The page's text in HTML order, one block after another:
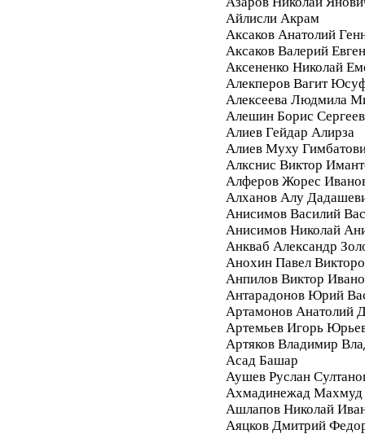
Айлисли Акрам
Аксаков Анатолий
Аксаков Валерий
Аксененко Николай
Алекперов Вагит
Алексеева Людмила
Алешин Борис
Алиев Гейдар Алирза
Алиев Муху
Алкснис Виктор
Алферов Жорес
Алханов Алу
Анисимов Василий
Анисимов Николай
Анкваб Александр
Анохин Павел
Анпилов Виктор
Антарадонов Юрий
Артамонов Анатолий
Артемьев Игорь
Артяков Владимир
Асад Башар
Аушев Руслан
Ахмадинежад Махмуд
Ашлапов Николай
Аяцков Дмитрий